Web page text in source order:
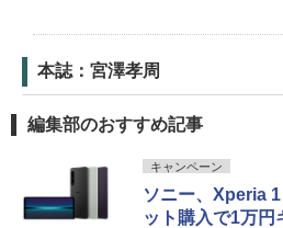
本誌：宮澤孝周
編集部のおすすめ記事
キャンペーン
ソニー、Xperia
ット購入で1万円